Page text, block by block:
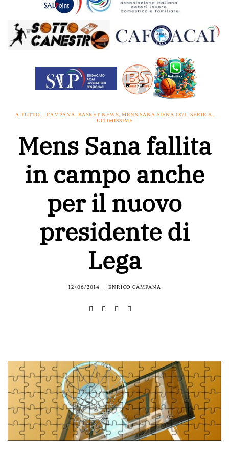
A TUTTO... CAMPANA, BASKET NEWS, MENS SANA SIENA 1871, SERIE A,
ULTIMISSIME
Mens Sana fallita
in campo anche
per il nuovo
presidente di
Lega
12/06/2014 ENRICO CAMPANA